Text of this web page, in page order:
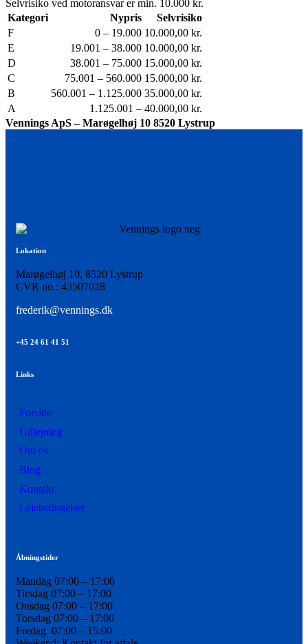
Selvrisiko ved motoransvar er min. 10.000 kr.
Kategori
Nypris
Selvrisiko
F
0 – 19.000 10.000,00 kr.
E
19.001 – 38.000 10.000,00 kr.
D
38.001 – 75.000 15.000,00 kr.
C
75.001 – 560.000 15.000,00 kr.
B
560.001 – 1.125.000 35.000,00 kr.
A
1.125.001 – 40.000,00 kr.
Vennings ApS – Marøgelhøj 10 8520 Lystrup
Lokation
Marøgelhøj 10, 8520 Lystrup
CVR no.: 43507028
frederik@vennings.dk
+45 24 61 41 51
Links
Forside
Udlejning
Om os
Blog
Kontakt
Lejebetingelser
Åbningstider
Mandag 07:00 – 17:00
Tirsdag 07:00 – 17:00
Onsdag 07:00 – 17:00
Torsdag 07:00 – 17:00
Fredag 07:00 – 15:00